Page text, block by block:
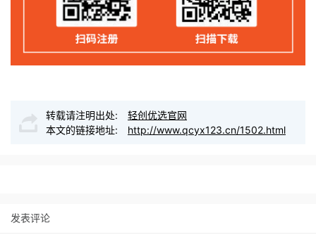
转载请注明出处:
轻创优选官网
本文的链接地址:
http://www.qcyx123.cn/1502.html
发表评论